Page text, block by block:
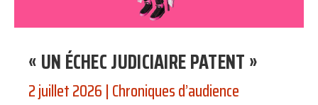
« UN ÉCHEC JUDICIAIRE PATENT »
2 juillet 2026|Chroniques d’audience